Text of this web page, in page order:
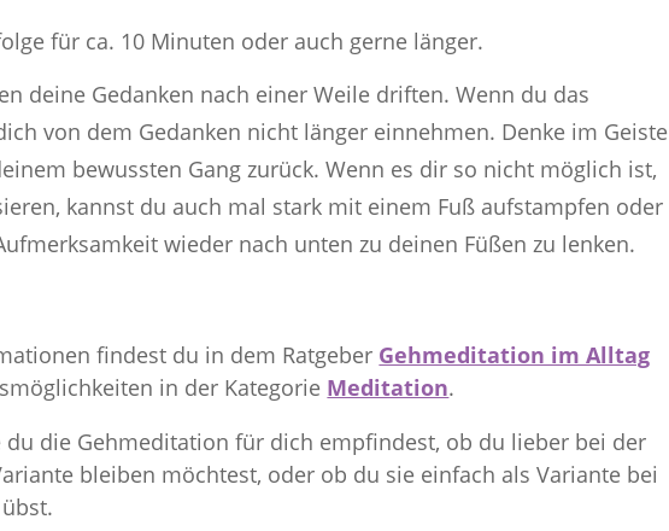
für ca. 10 Minuten oder auch gerne länger.
deine Gedanken nach einer Weile driften. Wenn du das
von dem Gedanken nicht länger einnehmen. Denke im Geiste
bewussten Gang zurück. Wenn es dir so nicht möglich ist,
kannst du auch mal stark mit einem Fuß aufstampfen oder
wieder nach unten zu deinen Füßen zu lenken.
findest du in dem Ratgeber Gehmeditation im Alltag
in der Kategorie Meditation.
du die Gehmeditation für dich empfindest, ob du lieber bei der
bleiben möchtest, oder ob du sie einfach als Variante bei